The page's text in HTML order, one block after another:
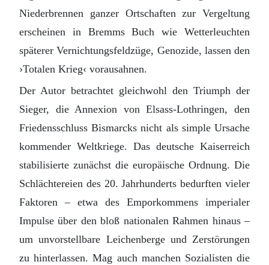
Niederbrennen ganzer Ortschaften zur Vergeltung
erscheinen in Bremms Buch wie Wetterleuchten
späterer Vernichtungsfeldzüge, Genozide, lassen den
›Totalen Krieg‹ vorausahnen.
Der Autor betrachtet gleichwohl den Triumph der
Sieger, die Annexion von Elsass-Lothringen, den
Friedensschluss Bismarcks nicht als simple Ursache
kommender Weltkriege. Das deutsche Kaiserreich
stabilisierte zunächst die europäische Ordnung. Die
Schlächtereien des 20. Jahrhunderts bedurften vieler
Faktoren – etwa des Emporkommens imperialer
Impulse über den bloß nationalen Rahmen hinaus –
um unvorstellbare Leichenberge und Zerstörungen
zu hinterlassen. Mag auch manchen Sozialisten die